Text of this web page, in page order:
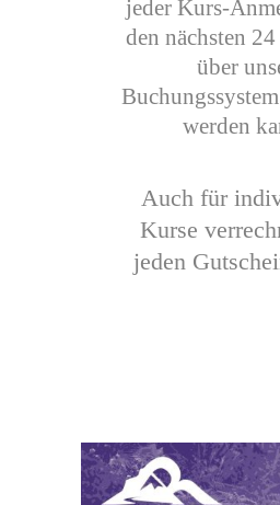
jeder Kurs-
den nächsten
über
werden
Auch für
Kurse
jeden